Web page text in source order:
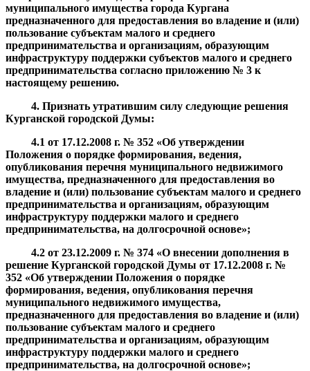
муниципального имущества города Кургана
предназначенного для предоставления во владение и (или)
пользование субъектам малого и среднего
предпринимательства и организациям, образующим
инфраструктуру поддержки субъектов малого и среднего
предпринимательства согласно приложению № 3 к
настоящему решению.
4. Признать утратившим силу следующиерешения
Курганской городской Думы:
4.1от 17.12.2008 г. № 352 «Об утверждении
Положения о порядке формирования, ведения,
опубликования перечня муниципального недвижимого
имущества, предназначенного для предоставления во
владение и (или) пользование субъектам малого и среднего
предпринимательства и организациям, образующим
инфраструктуру поддержки малого и среднего
предпринимательства, на долгосрочной основе»;
4.2от23.12.2009 г. № 374 «О внесении дополнения в
решение Курганской городской Думы от 17.12.2008 г. №
352 «Об утверждении Положения о порядке
формирования, ведения, опубликования перечня
муниципального недвижимого имущества,
предназначенного для предоставления во владение и (или)
пользование субъектам малого и среднего
предпринимательства и организациям, образующим
инфраструктуру поддержки малого и среднего
предпринимательства, на долгосрочной основе»;